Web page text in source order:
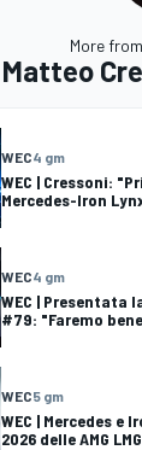
More from
Matteo
WEC4 gm
WEC | Cressoni:
Mercedes-Iron
WEC4 gm
WEC | Presentata
#79: "Faremo
WEC5 gm
WEC | Mercedes e
2026 delle AMG